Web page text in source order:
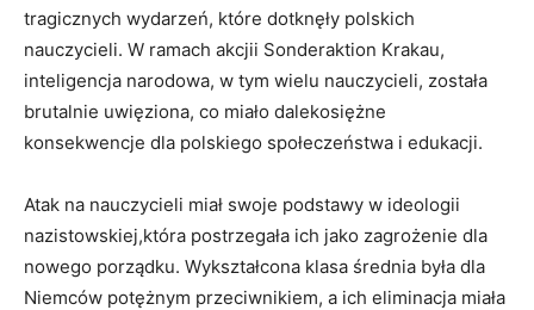
tragicznych ⁤wydarzeń, które⁢ dotknęły polskich
nauczycieli. W ramach akcjii Sonderaktion Krakau,
inteligencja narodowa, w tym ‍wielu nauczycieli, została
brutalnie uwięziona, co miało dalekosiężne
⁣konsekwencje dla polskiego społeczeństwa i edukacji.
Atak na nauczycieli miał swoje podstawy w ideologii
nazistowskiej,która postrzegała ich jako zagrożenie dla
nowego porządku. Wykształcona klasa średnia była dla
Niemców⁢ potężnym przeciwnikiem, a ​ich eliminacja miała